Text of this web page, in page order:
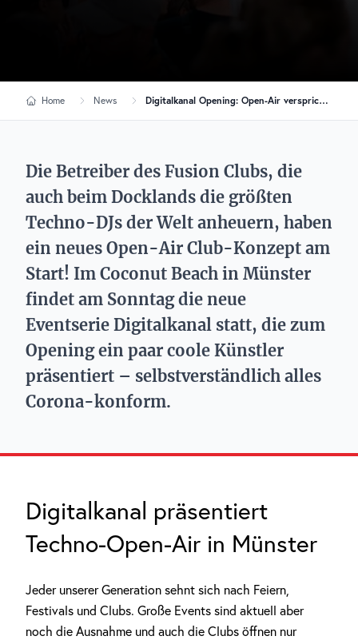
Home News Digitalkanal Opening: Open-Air verspricht Techno-Abfahrt
Die Betreiber des Fusion Clubs, die
auch beim Docklands die größten
Techno-DJs der Welt anheuern, haben
ein neues Open-Air Club-Konzept am
Start! Im Coconut Beach in Münster
findet am Sonntag die neue
Eventserie Digitalkanal statt, die zum
Opening ein paar coole Künstler
präsentiert – selbstverständlich alles
Corona-konform.
Digitalkanal präsentiert
Techno-Open-Air in Münster
Jeder unserer Generation sehnt sich nach Feiern,
Festivals und Clubs. Große Events sind aktuell aber
noch die Ausnahme und auch die Clubs öffnen nur